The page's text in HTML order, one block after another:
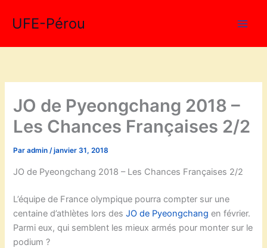
UFE-Pérou
JO de Pyeongchang 2018 –
Les Chances Françaises 2/2
Paradmin/janvier 31, 2018
JO de Pyeongchang 2018 – Les Chances Françaises 2/2
L’équipe de France olympique pourra compter sur une
centaine d’athlètes lors desJO de Pyeongchang en février.
Parmi eux, qui semblent les mieux armés pour monter sur le
podium ?